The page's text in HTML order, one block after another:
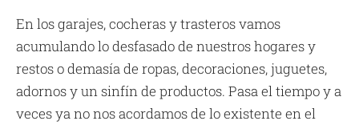
En los garajes, cocheras y trasteros vamos
acumulando lo desfasado de nuestros hogares y
restos o demasía de ropas, decoraciones, juguetes,
adornos y un sinfín de productos. Pasa el tiempo y a
veces ya no nos acordamos de lo existente en el